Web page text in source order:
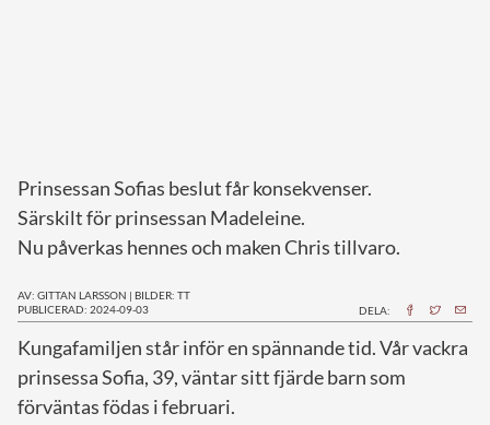
Prinsessan Sofias beslut får konsekvenser.
Särskilt för prinsessan Madeleine.
Nu påverkas hennes och maken Chris tillvaro.
AV: GITTAN LARSSON | BILDER: TT
PUBLICERAD: 2024-09-03
DELA:
Kungafamiljen står inför en spännande tid. Vår vackra
prinsessa Sofia, 39, väntar sitt fjärde barn som
förväntas födas i februari.